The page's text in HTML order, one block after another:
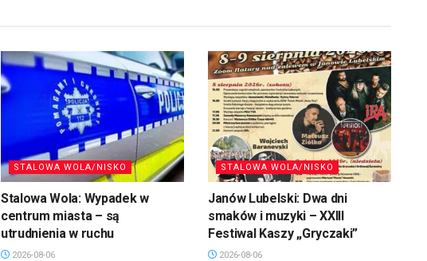
STALOWA WOLA/NISKO
Stalowa Wola: Wypadek w
centrum miasta – są
utrudnienia w ruchu
2026-08-06
STALOWA WOLA/NISKO
Janów Lubelski: Dwa dni
smaków i muzyki – XXIII
Festiwal Kaszy „Gryczaki”
2026-08-06